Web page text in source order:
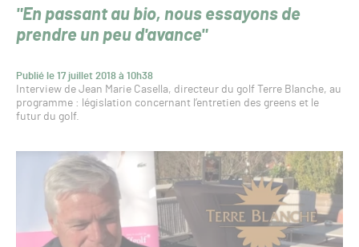
"En passant au bio, nous essayons de
prendre un peu d'avance"
Publié le 17 juillet 2018 à 10h38
Interview de Jean Marie Casella, directeur du golf Terre Blanche, au
programme : législation concernant l’entretien des greens et le
futur du golf.